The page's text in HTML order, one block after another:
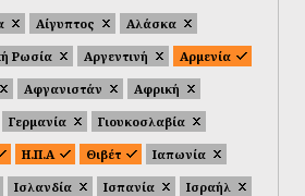
Αίγυπτος
Αλάσκα
Ρωσία Αργεντινή
Αρμενία
Αφγανιστάν
Αφρική
Γερμανία
Γιουκοσλαβία
Η.Π.Α Θιβέτ
Ιαπωνία
Ισλανδία Ισπανία
Ισραήλ